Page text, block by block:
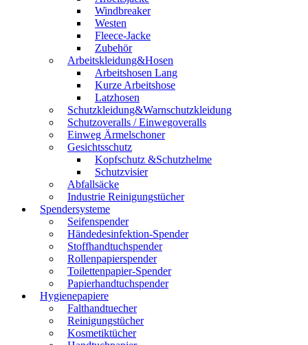
Windbreaker
Westen
Fleece-Jacke
Zubehör
Arbeitskleidung&Hosen
Arbeitshosen Lang
Kurze Arbeitshose
Latzhosen
Schutzkleidung&Warnschutzkleidung
Schutzoveralls / Einwegoveralls
Einweg Ärmelschoner
Gesichtsschutz
Kopfschutz &Schutzhelme
Schutzvisier
Abfallsäcke
Industrie Reinigungstücher
Spendersysteme
Seifenspender
Händedesinfektion-Spender
Stoffhandtuchspender
Rollenpapierspender
Toilettenpapier-Spender
Papierhandtuchspender
Hygienepapiere
Falthandtuecher
Reinigungstücher
Kosmetiktücher